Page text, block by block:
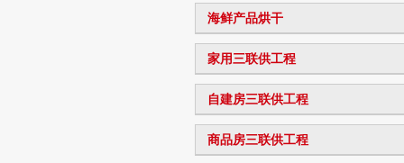
海鲜产品烘干
家用三联供工程
自建房三联供工程
商品房三联供工程